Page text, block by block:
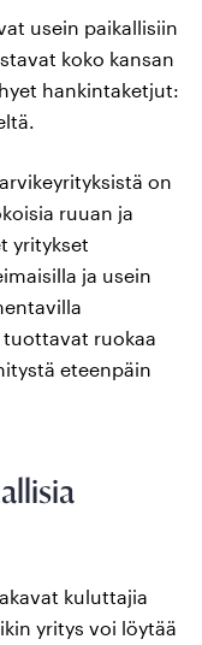
usein paikallisiin
koko kansan
hankintaketjut:
on
ruuan ja
yritykset
ja usein
ruokaa
eteenpäin
kuluttajia
yritys voi löytää